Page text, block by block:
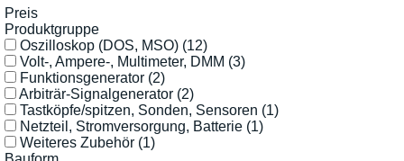
Preis
Produktgruppe
Oszilloskop (DOS, MSO) (12)
Volt-, Ampere-, Multimeter, DMM (3)
Funktionsgenerator (2)
Arbiträr-Signalgenerator (2)
Tastköpfe/spitzen, Sonden, Sensoren (1)
Netzteil, Stromversorgung, Batterie (1)
Weiteres Zubehör (1)